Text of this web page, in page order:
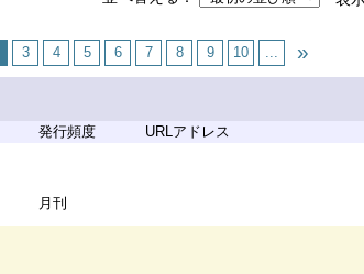
3 4 5 6 7 8 9 10 ...
発行頻度 URLアドレス
月刊